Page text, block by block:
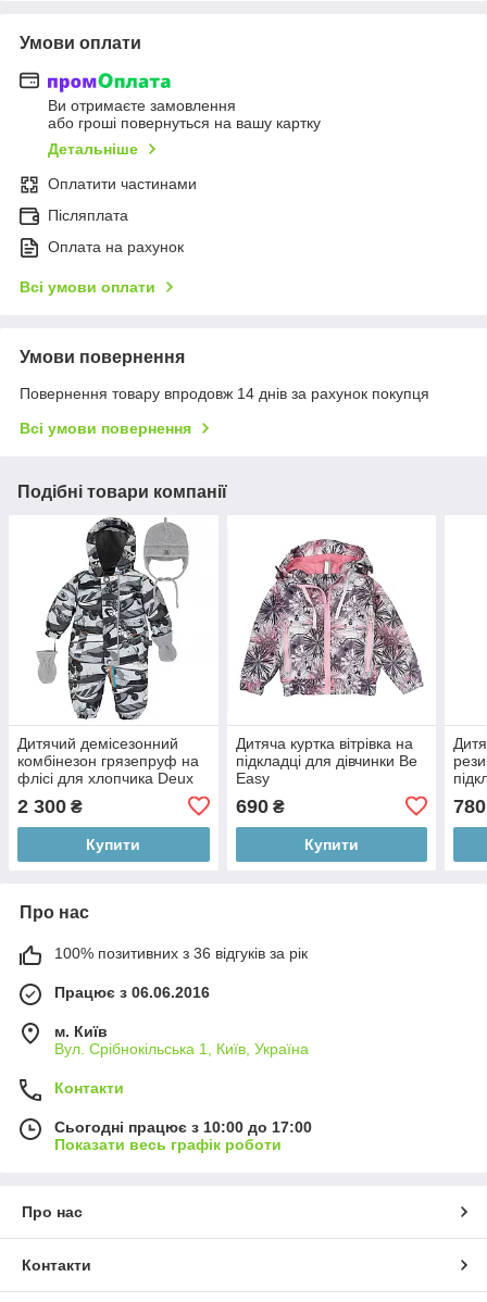
Умови оплати
Ви отримаєте замовлення
або гроші повернуться на вашу картку
Детальніше
Оплатити частинами
Післяплата
Оплата на рахунок
Всі умови оплати
Умови повернення
Повернення товару впродовж 14 днів за рахунок покупця
Всі умови повернення
Подібні товари компанії
Дитячий демісезонний
комбінезон грязепруф на
флісі для хлопчика Deux
2 300 ₴
Купити
Дитяча куртка вітрівка на
підкладці для дівчинки Be
Easy
690₴
Купити
780
Про нас
100% позитивних з 36 відгуків за рік
Працює з 06.06.2016
м. Київ
Вул. Срібнокільська 1, Київ, Україна
Контакти
Сьогодні працює з 10:00 до 17:00
Показати весь графік роботи
Про нас
Контакти